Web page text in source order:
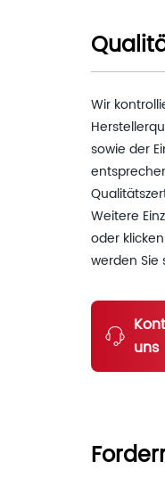
Wir
sowie der
Weitere
oder
werden Sie
uns